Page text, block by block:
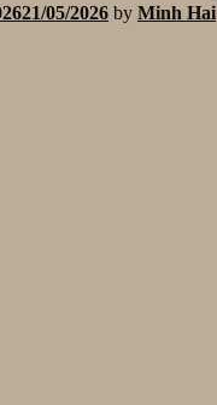
21/05/2026 by Minh Hai